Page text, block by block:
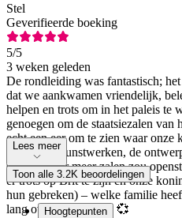
Stel
Geverifieerde boeking
5/5
3 weken geleden
De rondleiding was fantastisch;
dat we aankwamen vriendelijk,
helpen en trots om in het paleis te
genoegen om de staatsiezalen van
echt een eer om te zien waar
werkt. De kunstwerken, de
Crown weer meer zalen zou
er trots op Brit te zijn en onze
hun gebreken) – welke familie
lang over ons regeren 💞
Lees meer
Toon alle 3.2K beoordelingen
Hoogtepunten